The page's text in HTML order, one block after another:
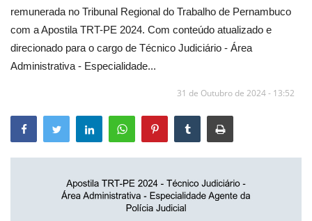
Combo Apostilas
remunerada no Tribunal Regional do Trabalho de Pernambuco
com a Apostila TRT-PE 2024. Com conteúdo atualizado e
direcionado para o cargo de Técnico Judiciário - Área
Administrativa - Especialidade...
31 de Outubro de 2024 - 13:52